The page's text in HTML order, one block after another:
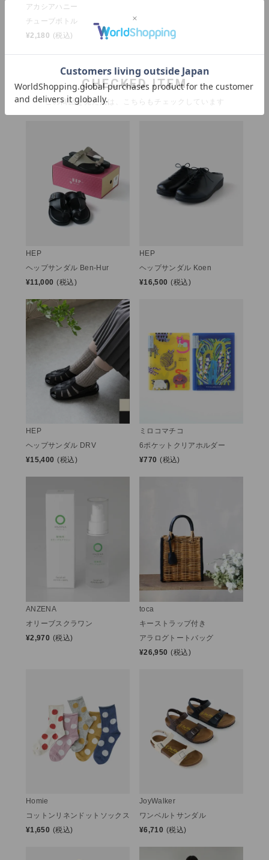
アカシアハニー
チューブボトル
¥2,180 (税込)
CHECKED ITEM
この商品を見た人は、こちらもチェックしています
HEP
ヘップサンダル Ben-Hur
¥11,000 (税込)
HEP
ヘップサンダル Koen
¥16,500 (税込)
HEP
ヘップサンダル DRV
¥15,400 (税込)
ミロコマチコ
6ポケットクリアホルダー
¥770 (税込)
ANZENA
オリーブスクラワン
¥2,970 (税込)
toca
キーストラップ付き
アラログトートバッグ
¥26,950 (税込)
Homie
コットンリネンドットソックス
¥1,650 (税込)
JoyWalker
ワンベルトサンダル
¥6,710 (税込)